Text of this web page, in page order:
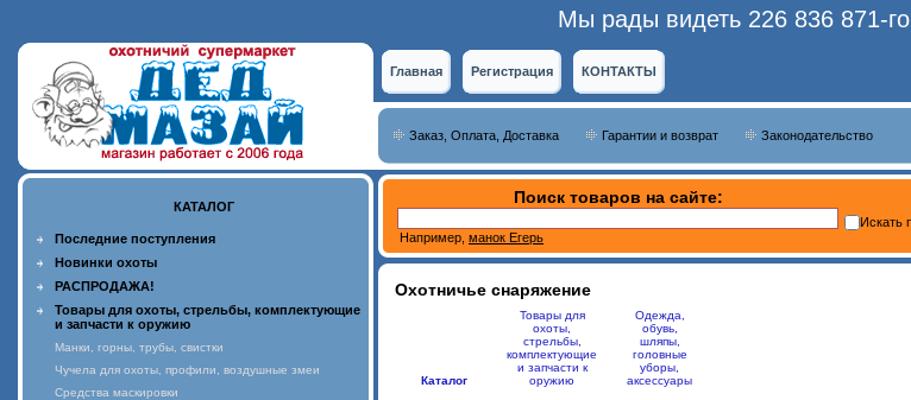
Мы рады видеть 226 836 871-го
Главная Регистрация КОНТАКТЫ
Заказ, Оплата, Доставка Гарантии и возврат Законодательство
КАТАЛОГ
Последние поступления
Новинки охоты
РАСПРОДАЖА!
Товары для охоты, стрельбы, комплектующие
и запчасти к оружию
Манки, горны, трубы, свистки
Чучела для охоты, профили, воздушные змеи
Средства маскировки
Поиск товаров на сайте:
Например, манок Егерь
Искать
Охотничье снаряжение
Каталог
Товары для
охоты,
стрельбы,
комплектующие
и запчасти к
оружию
Одежда,
обувь,
шляпы,
головные
уборы,
аксессуары